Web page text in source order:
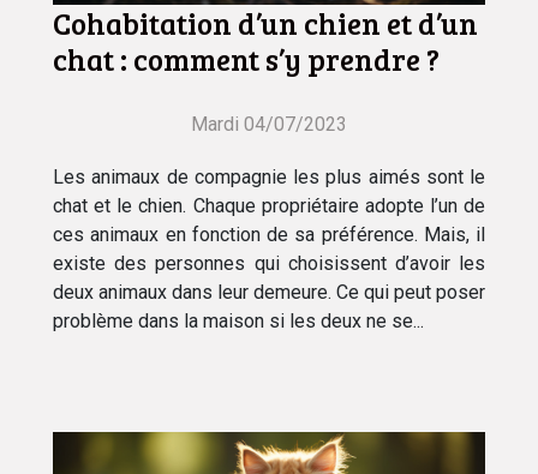
Cohabitation d’un chien et d’un
chat : comment s’y prendre ?
Mardi 04/07/2023
Les animaux de compagnie les plus aimés sont le
chat et le chien. Chaque propriétaire adopte l’un de
ces animaux en fonction de sa préférence. Mais, il
existe des personnes qui choisissent d’avoir les
deux animaux dans leur demeure. Ce qui peut poser
problème dans la maison si les deux ne se...